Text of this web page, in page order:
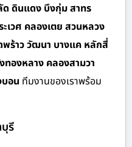
ดินแดง บึงกุ่ม สาทร
เวศ คลองเตย สวนหลวง
พร้าว วัฒนา บางแค หลักสี่
ทองหลาง คลองสามวา
บอน ทีมงานของเราพร้อม
รี